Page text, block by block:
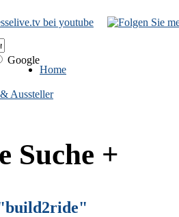
Google
Home
Aussteller
Suche +
"build2ride"